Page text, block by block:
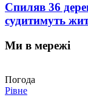
Спиляв 36
судитимуть
Ми в мережі
Погода
Рівне